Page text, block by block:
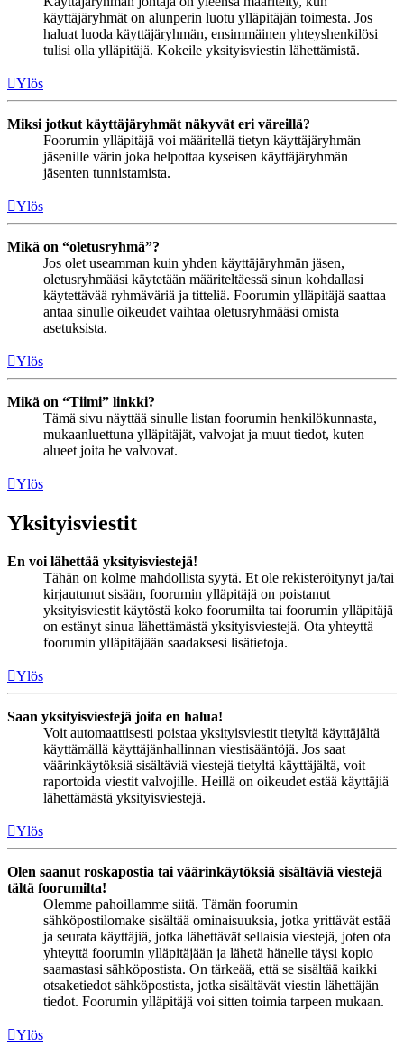
käyttäjäryhmät on alunperin luotu ylläpitäjän toimesta. Jos
haluat luoda käyttäjäryhmän, ensimmäinen yhteyshenkilösi
tulisi olla ylläpitäjä. Kokeile yksityisviestin lähettämistä.
Ylös
Miksi jotkut käyttäjäryhmät näkyvät eri väreillä?
Foorumin ylläpitäjä voi määritellä tietyn käyttäjäryhmän
jäsenille värin joka helpottaa kyseisen käyttäjäryhmän
jäsenten tunnistamista.
Ylös
Mikä on “oletusryhmä”?
Jos olet useamman kuin yhden käyttäjäryhmän jäsen,
oletusryhmääsi käytetään määriteltäessä sinun kohdallasi
käytettävää ryhmäväriä ja titteliä. Foorumin ylläpitäjä saattaa
antaa sinulle oikeudet vaihtaa oletusryhmääsi omista
asetuksista.
Ylös
Mikä on “Tiimi” linkki?
Tämä sivu näyttää sinulle listan foorumin henkilökunnasta,
mukaanluettuna ylläpitäjät, valvojat ja muut tiedot, kuten
alueet joita he valvovat.
Ylös
Yksityisviestit
En voi lähettää yksityisviestejä!
Tähän on kolme mahdollista syytä. Et ole rekisteröitynyt ja/tai
kirjautunut sisään, foorumin ylläpitäjä on poistanut
yksityisviestit käytöstä koko foorumilta tai foorumin ylläpitäjä
on estänyt sinua lähettämästä yksityisviestejä. Ota yhteyttä
foorumin ylläpitäjään saadaksesi lisätietoja.
Ylös
Saan yksityisviestejä joita en halua!
Voit automaattisesti poistaa yksityisviestit tietyltä käyttäjältä
käyttämällä käyttäjänhallinnan viestisääntöjä. Jos saat
väärinkäytöksiä sisältäviä viestejä tietyltä käyttäjältä, voit
raportoida viestit valvojille. Heillä on oikeudet estää käyttäjiä
lähettämästä yksityisviestejä.
Ylös
Olen saanut roskapostia tai väärinkäytöksiä sisältäviä viestejä
tältä foorumilta!
Olemme pahoillamme siitä. Tämän foorumin
sähköpostilomake sisältää ominaisuuksia, jotka yrittävät estää
ja seurata käyttäjiä, jotka lähettävät sellaisia viestejä, joten ota
yhteyttä foorumin ylläpitäjään ja lähetä hänelle täysi kopio
saamastasi sähköpostista. On tärkeää, että se sisältää kaikki
otsaketiedot sähköpostista, jotka sisältävät viestin lähettäjän
tiedot. Foorumin ylläpitäjä voi sitten toimia tarpeen mukaan.
Ylös